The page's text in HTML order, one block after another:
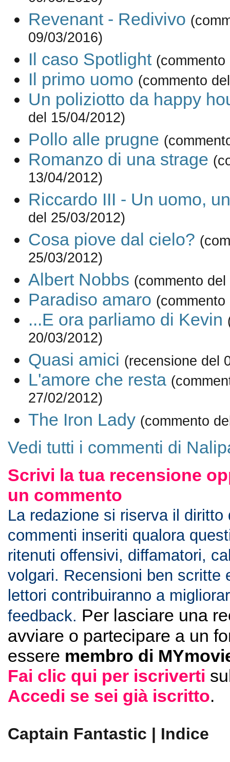
Revenant - Redivivo
09/03/2016)
Il caso Spotlight
Il primo uomo (commento
Un poliziotto da happy
del 15/04/2012)
Pollo alle prugne
Romanzo di una strage
13/04/2012)
Riccardo III - Un uomo,
del 25/03/2012)
Cosa piove dal cielo?
25/03/2012)
Albert Nobbs (commento
Paradiso amaro
...E ora parliamo di Kevin
20/03/2012)
Quasi amici (recensione del
L'amore che resta
27/02/2012)
The Iron Lady (commento
Vedi tutti i commenti di
Scrivi la tua recensione
un commento
La redazione si riserva il diritto
commenti inseriti qualora
ritenuti offensivi, diffamatori,
volgari. Recensioni ben scritte
lettori contribuiranno a
feedback. Per lasciare una
avviare o partecipare a un
essere membro di
Fai clic qui per iscriverti
Accedi se sei già iscritto.
Captain Fantastic | Indice